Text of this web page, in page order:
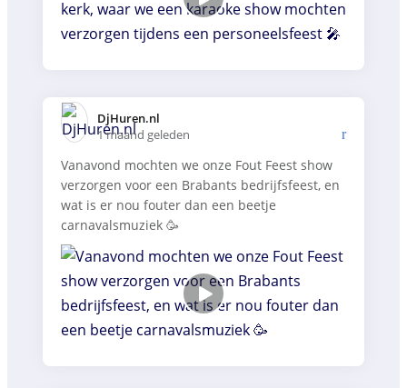
DjHuren.nl️
1 maand geleden
Vanavond mochten we onze Fout Feest show
verzorgen voor een Brabants bedrijfsfeest, en
wat is er nou fouter dan een beetje
carnavalsmuziek 🥳